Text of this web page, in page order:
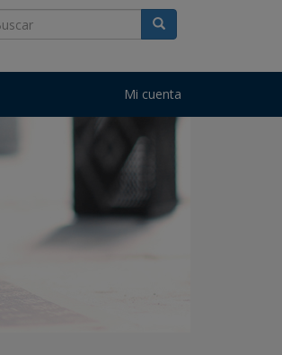
Mi cuenta